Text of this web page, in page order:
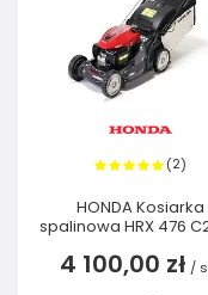
(2)
HONDA Kosiarka
spalinowa HRX 476
4 100,00 zł /